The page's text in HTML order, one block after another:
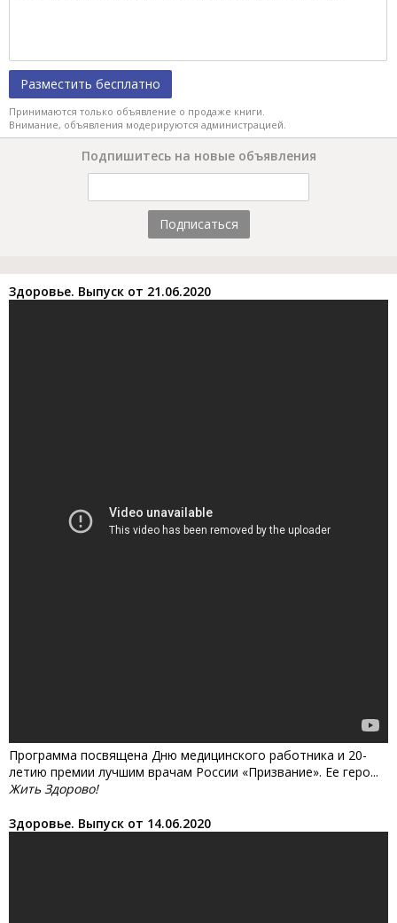
Разместить бесплатно
Принимаются только объявление о продаже книги.
Внимание, объявления модерируются администрацией.
Подпишитесь на новые объявления
Подписаться
Здоровье. Выпуск от 21.06.2020
Программа посвящена Дню медицинского работника и 20-
летию премии лучшим врачам России «Призвание». Ее геро...
Жить Здорово!
Здоровье. Выпуск от 14.06.2020